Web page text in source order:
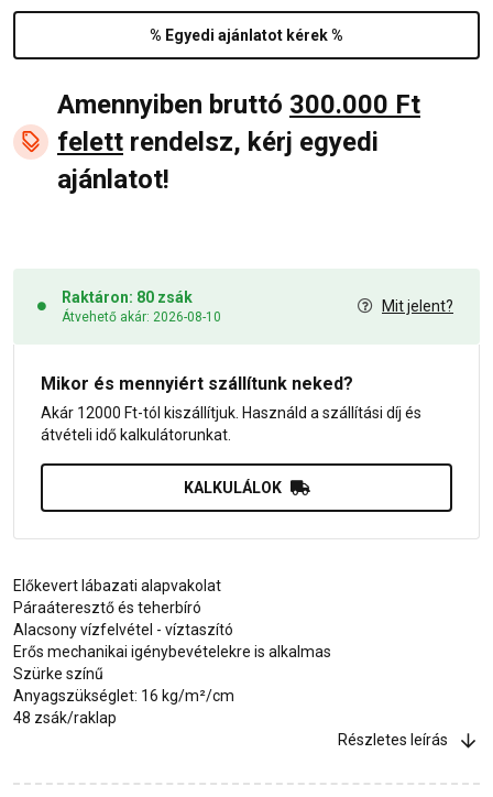
% Egyedi ajánlatot kérek %
Amennyiben bruttó 300.000 Ft
felett rendelsz, kérj egyedi
ajánlatot!
Raktáron: 80 zsák
Átvehető akár: 2026-08-10
Mit jelent?
Mikor és mennyiért szállítunk neked?
Akár 12000 Ft-tól kiszállítjuk. Használd a szállítási díj és
átvételi idő kalkulátorunkat.
KALKULÁLOK
Előkevert lábazati alapvakolat
Páraáteresztő és teherbíró
Alacsony vízfelvétel - víztaszító
Erős mechanikai igénybevételekre is alkalmas
Szürke színű
Anyagszükséglet: 16 kg/m²/cm
48 zsák/raklap
Részletes leírás